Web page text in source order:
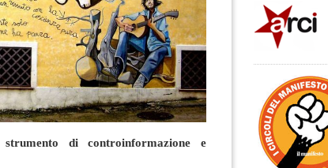
strumento di controinformazione e